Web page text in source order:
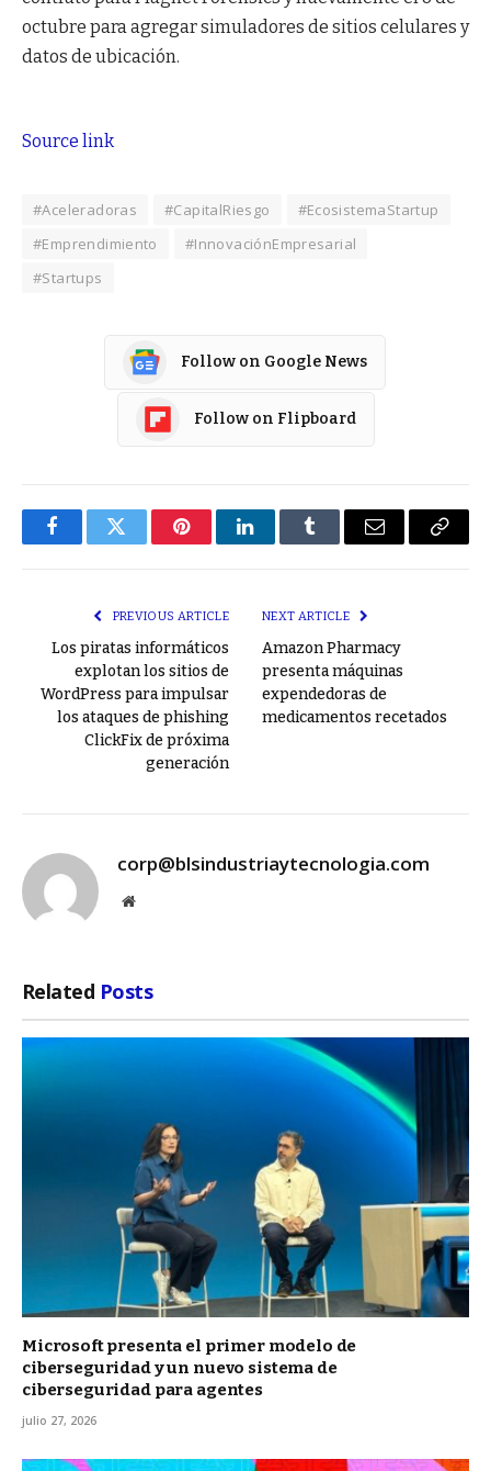
octubre para agregar simuladores de sitios celulares y
datos de ubicación.
Source link
#Aceleradoras #CapitalRiesgo
#EcosistemaStartup
#Emprendimiento
#InnovaciónEmpresarial
#Startups
Follow on Google News
Follow on Flipboard
FacebookTwitter PinterestLinkedInTumblr Email
Copy
PREVIOUS ARTICLE
Los piratas informáticos
explotan los sitios de
WordPress para impulsar
los ataques de phishing
ClickFix de próxima
generación
NEXT ARTICLE
Amazon Pharmacy
presenta máquinas
expendedoras de
medicamentos recetados
corp@blsindustriaytecnologia.com
Website
Related Posts
Microsoft presenta el primer modelo de
ciberseguridad y un nuevo sistema de
ciberseguridad para agentes
julio 27, 2026